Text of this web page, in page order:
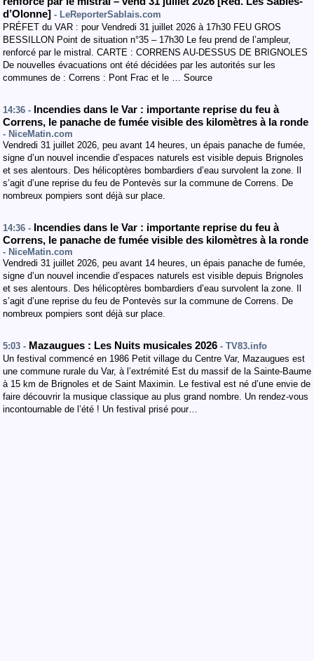
d’Olonne] - LeReporterSablais.com
PRÉFET du VAR : pour Vendredi 31 juillet 2026 à 17h30 FEU GROS
BESSILLON Point de situation n°35 – 17h30 Le feu prend de l’ampleur,
renforcé par le mistral. CARTE : CORRENS AU-DESSUS DE BRIGNOLES
De nouvelles évacuations ont été décidées par les autorités sur les
communes de : Correns : Pont Frac et le … Source
14:36 - Incendies dans le Var : importante reprise du feu à
Correns, le panache de fumée visible des kilomètres à la ronde
- NiceMatin.com
Vendredi 31 juillet 2026, peu avant 14 heures, un épais panache de fumée,
signe d’un nouvel incendie d’espaces naturels est visible depuis Brignoles
et ses alentours. Des hélicoptères bombardiers d’eau survolent la zone. Il
s’agit d’une reprise du feu de Pontevès sur la commune de Correns. De
nombreux pompiers sont déjà sur place.
14:36 - Incendies dans le Var : importante reprise du feu à
Correns, le panache de fumée visible des kilomètres à la ronde
- NiceMatin.com
Vendredi 31 juillet 2026, peu avant 14 heures, un épais panache de fumée,
signe d’un nouvel incendie d’espaces naturels est visible depuis Brignoles
et ses alentours. Des hélicoptères bombardiers d’eau survolent la zone. Il
s’agit d’une reprise du feu de Pontevès sur la commune de Correns. De
nombreux pompiers sont déjà sur place.
5:03 - Mazaugues : Les Nuits musicales 2026 - TV83.info
Un festival commencé en 1986 Petit village du Centre Var, Mazaugues est
une commune rurale du Var, à l’extrémité Est du massif de la Sainte-Baume
à 15 km de Brignoles et de Saint Maximin. Le festival est né d’une envie de
faire découvrir la musique classique au plus grand nombre. Un rendez-vous
incontournable de l’été ! Un festival prisé pour…